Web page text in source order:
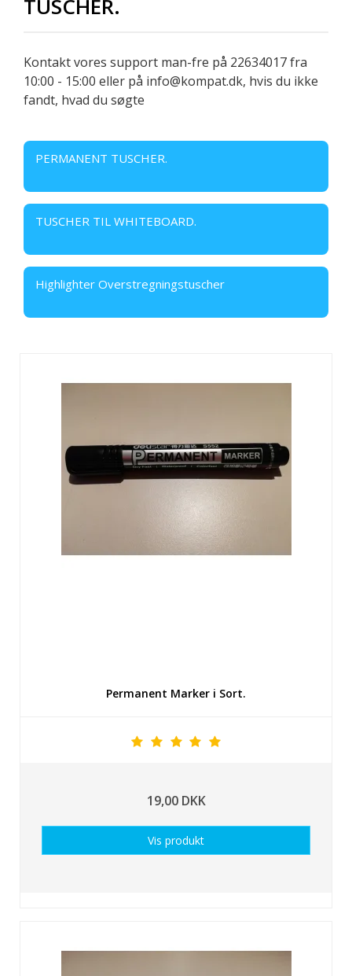
TUSCHER.
Kontakt vores support man-fre på 22634017 fra
10:00 - 15:00 eller på info@kompat.dk, hvis du ikke
fandt, hvad du søgte
PERMANENT TUSCHER.
TUSCHER TIL WHITEBOARD.
Highlighter Overstregningstuscher
Permanent Marker i Sort.
19,00 DKK
Vis produkt